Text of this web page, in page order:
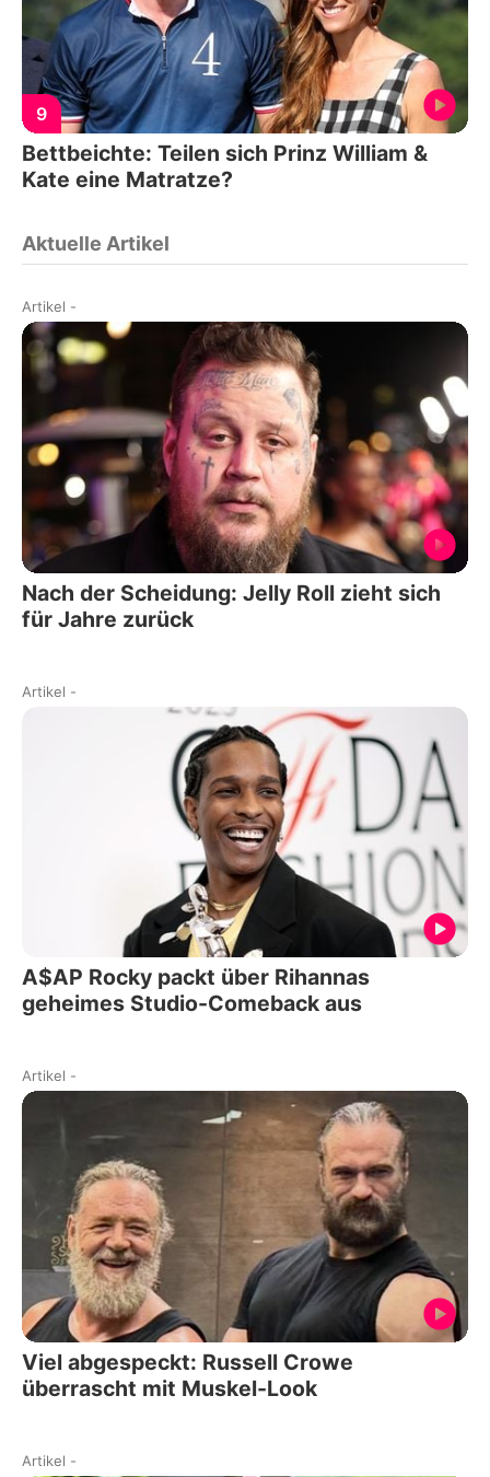
9
Bettbeichte: Teilen sich Prinz William &
Kate eine Matratze?
Aktuelle Artikel
Artikel -
Nach der Scheidung: Jelly Roll zieht sich
für Jahre zurück
Artikel -
A$AP Rocky packt über Rihannas
geheimes Studio-Comeback aus
Artikel -
Viel abgespeckt: Russell Crowe
überrascht mit Muskel-Look
Artikel -